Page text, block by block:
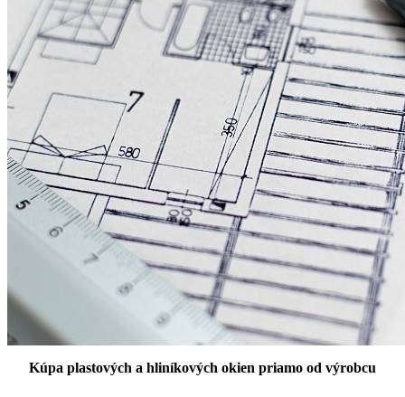
Kúpa plastových a hliníkových okien priamo od výrobcu